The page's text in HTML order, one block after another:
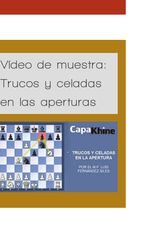
Vídeo de muestra:
Trucos y celadas
en las aperturas